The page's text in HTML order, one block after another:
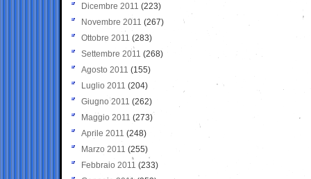
Dicembre 2011 (223)
Novembre 2011 (267)
Ottobre 2011 (283)
Settembre 2011 (268)
Agosto 2011 (155)
Luglio 2011 (204)
Giugno 2011 (262)
Maggio 2011 (273)
Aprile 2011 (248)
Marzo 2011 (255)
Febbraio 2011 (233)